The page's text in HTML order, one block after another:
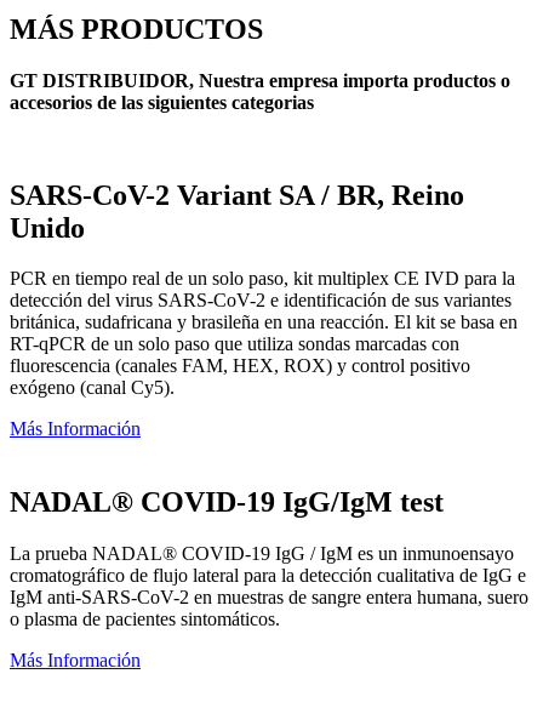
MÁS PRODUCTOS
GT DISTRIBUIDOR, Nuestra empresa importa productos o
accesorios de las siguientes categorias
SARS-CoV-2 Variant SA / BR, Reino
Unido
PCR en tiempo real de un solo paso, kit multiplex CE IVD para la
detección del virus SARS-CoV-2 e identificación de sus variantes
británica, sudafricana y brasileña en una reacción. El kit se basa en
RT-qPCR de un solo paso que utiliza sondas marcadas con
fluorescencia (canales FAM, HEX, ROX) y control positivo
exógeno (canal Cy5).
Más Información
NADAL® COVID-19 IgG/IgM test
La prueba NADAL® COVID-19 IgG / IgM es un inmunoensayo
cromatográfico de flujo lateral para la detección cualitativa de IgG e
IgM anti-SARS-CoV-2 en muestras de sangre entera humana, suero
o plasma de pacientes sintomáticos.
Más Información